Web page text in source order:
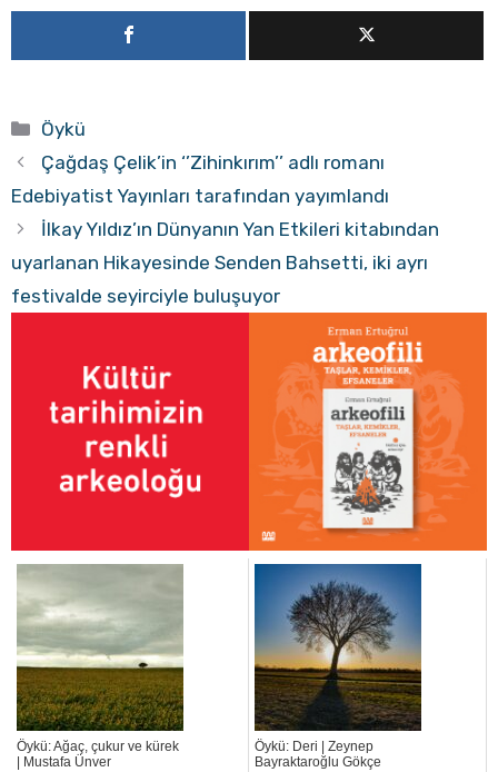
Kategoriler
Öykü
Çağdaş Çelik’in ‘’Zihinkırım’’ adlı romanı
Edebiyatist Yayınları tarafından yayımlandı
İlkay Yıldız’ın Dünyanın Yan Etkileri kitabından
uyarlanan Hikayesinde Senden Bahsetti, iki ayrı
festivalde seyirciyle buluşuyor
Öykü: Ağaç, çukur ve kürek
| Mustafa Ünver
Öykü: Deri | Zeynep
Bayraktaroğlu Gökçe